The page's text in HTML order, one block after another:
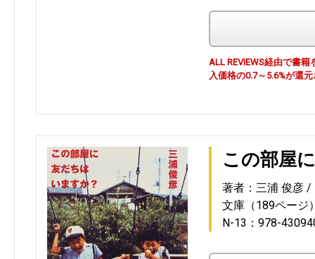
ALL REVIEWS経由で書
入価格の0.7～5.6%が還
この部屋
著者：三浦 俊彦
文庫（189ページ
N-13：978-